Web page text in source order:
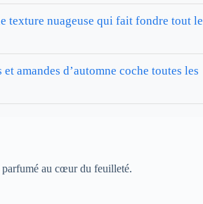
texture nuageuse qui fait fondre tout le
amandes d’automne coche toutes les
parfumé au cœur du feuilleté.